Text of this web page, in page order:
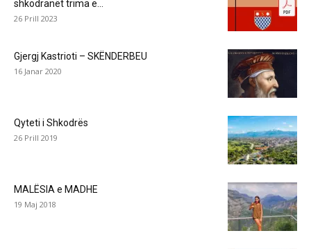
shkodranët trima e...
26 Prill 2023
Gjergj Kastrioti – SKËNDERBEU
16 Janar 2020
Qyteti i Shkodrës
26 Prill 2019
MALËSIA e MADHE
19 Maj 2018